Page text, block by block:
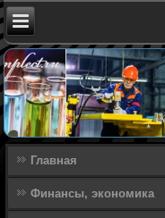
Главная
Финансы, экономика